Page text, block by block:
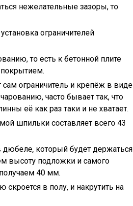
нежелательные зазоры, то
ограничителей
то есть к бетонной плите
ограничитель и крепёж в виде
часто бывает так, что
её как раз таки и не хватает.
шпильки составляет всего 43
который будет держаться
высоту подложки и самого
40 мм.
скроется в полу, и накрутить на